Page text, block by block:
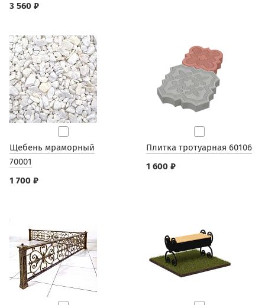
3 560 ₽
Щебень мраморный
70001
1 700 ₽
Плитка тротуарная 60106
1 600 ₽